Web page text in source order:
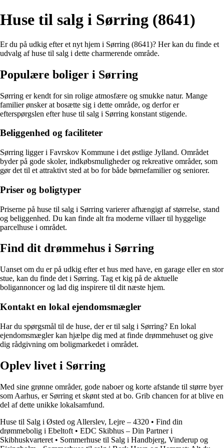
Huse til salg i Sørring (8641)
Er du på udkig efter et nyt hjem i Sørring (8641)? Her kan du finde et
udvalg af huse til salg i dette charmerende område.
Populære boliger i Sørring
Sørring er kendt for sin rolige atmosfære og smukke natur. Mange
familier ønsker at bosætte sig i dette område, og derfor er
efterspørgslen efter huse til salg i Sørring konstant stigende.
Beliggenhed og faciliteter
Sørring ligger i Favrskov Kommune i det østlige Jylland. Området
byder på gode skoler, indkøbsmuligheder og rekreative områder, som
gør det til et attraktivt sted at bo for både børnefamilier og seniorer.
Priser og boligtyper
Priserne på huse til salg i Sørring varierer afhængigt af størrelse, stand
og beliggenhed. Du kan finde alt fra moderne villaer til hyggelige
parcelhuse i området.
Find dit drømmehus i Sørring
Uanset om du er på udkig efter et hus med have, en garage eller en stor
stue, kan du finde det i Sørring. Tag et kig på de aktuelle
boligannoncer og lad dig inspirere til dit næste hjem.
Kontakt en lokal ejendomsmægler
Har du spørgsmål til de huse, der er til salg i Sørring? En lokal
ejendomsmægler kan hjælpe dig med at finde drømmehuset og give
dig rådgivning om boligmarkedet i området.
Oplev livet i Sørring
Med sine grønne områder, gode naboer og korte afstande til større byer
som Aarhus, er Sørring et skønt sted at bo. Grib chancen for at blive en
del af dette unikke lokalsamfund.
Huse til Salg i Østed og Allerslev, Lejre – 4320 • Find din
drømmebolig i Ebeltoft • EDC Skibhus – Din Partner i
Skibhuskvarteret • Sommerhuse til Salg i Handbjerg, Vinderup og